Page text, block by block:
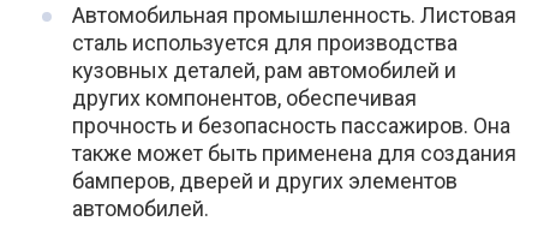
Автомобильная промышленность. Листовая
сталь используется для производства
кузовных деталей, рам автомобилей и
других компонентов, обеспечивая
прочность и безопасность пассажиров. Она
также может быть применена для создания
бамперов, дверей и других элементов
автомобилей.